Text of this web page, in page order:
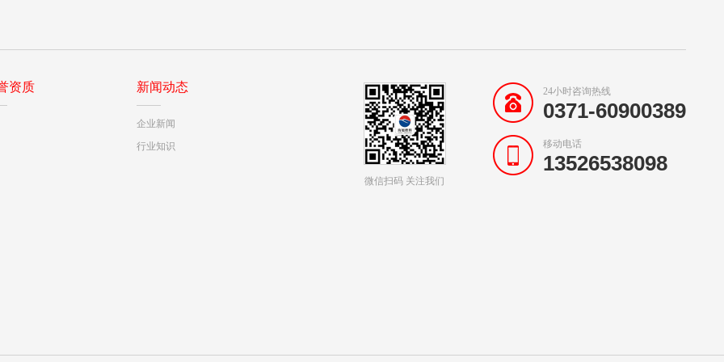
资质 新闻动态
企业新闻
行业知识
微信扫码 关注我们
24小时咨询热线
0371-60900389
移动电话
13526538098